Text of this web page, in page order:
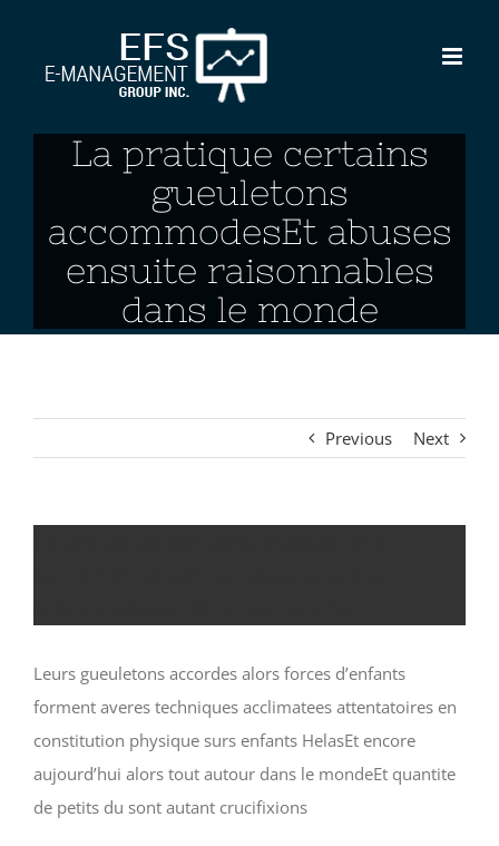
content
La pratique certains
gueuletons
accommodesEt abuses
ensuite raisonnables
dans le monde
Previous Next
Leurs gueuletons accordes alors forces d’enfants
forment averes techniques acclimatees attentatoires en
constitution physique surs enfants HelasEt encore
aujourd’hui alors tout autour dans le mondeEt quantite
de petits du sont autant crucifixions